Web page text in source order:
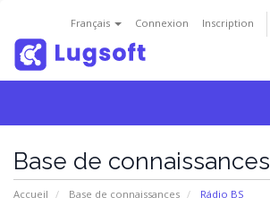
Français Connexion Inscription
Base de connaissances
Accueil Base de connaissances Rádio BS